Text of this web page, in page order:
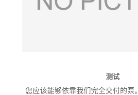
测试
您应该能够依靠我们完全交付的泵。